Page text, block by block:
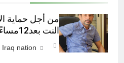
من أجل حماية
النت بعد12مساءً ….
Iraq nation